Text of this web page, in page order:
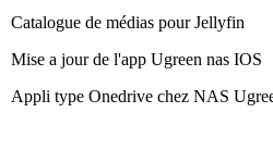
Catalogue de médias pour Jellyfin
Mise a jour de l'app Ugreen nas IOS
Appli type Onedrive chez NAS